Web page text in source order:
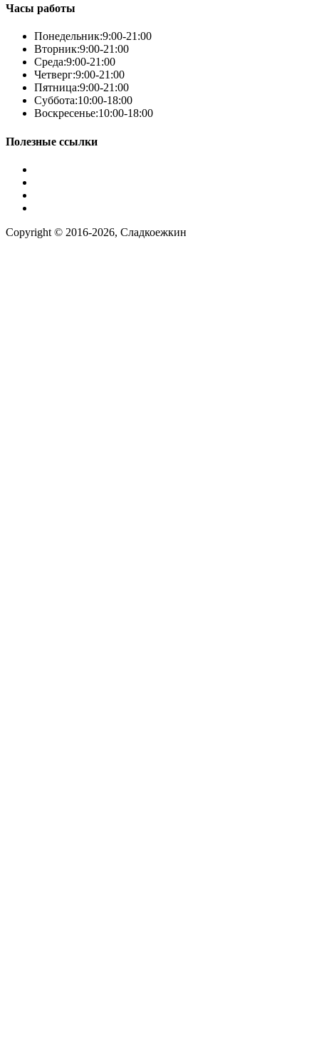
Часы работы
Понедельник:9:00-21:00
Вторник:9:00-21:00
Среда:9:00-21:00
Четверг:9:00-21:00
Пятница:9:00-21:00
Суббота:10:00-18:00
Воскресенье:10:00-18:00
Полезные ссылки
Copyright © 2016-2026, Сладкоежкин